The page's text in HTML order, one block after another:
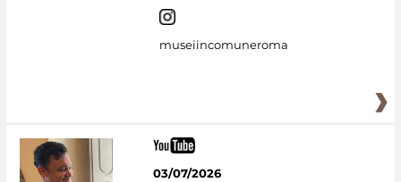
museiincomuneroma
03/07/2026